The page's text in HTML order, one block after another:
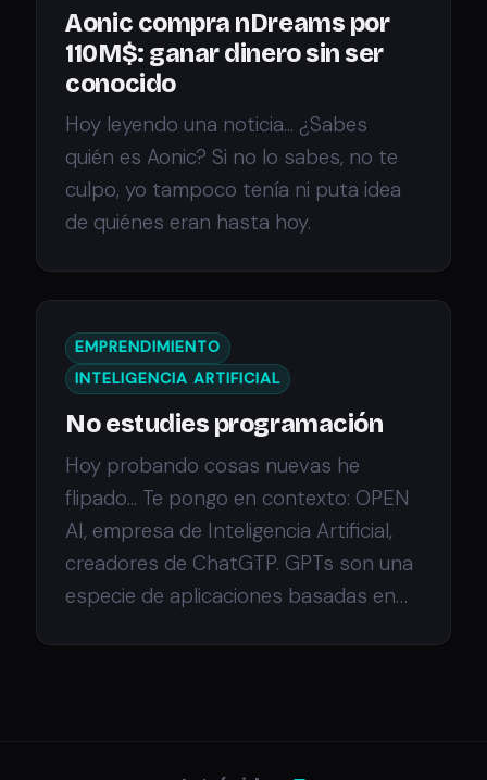
Aonic compra nDreams por
110M$: ganar dinero sin ser
conocido
Hoy leyendo una noticia... ¿Sabes
quién es Aonic? Si no lo sabes, no te
culpo, yo tampoco tenía ni puta idea
de quiénes eran hasta hoy.
EMPRENDIMIENTO
INTELIGENCIA ARTIFICIAL
No estudies programación
Hoy probando cosas nuevas he
flipado... Te pongo en contexto: OPEN
AI, empresa de Inteligencia Artificial,
creadores de ChatGTP. GPTs son una
especie de aplicaciones basadas en…